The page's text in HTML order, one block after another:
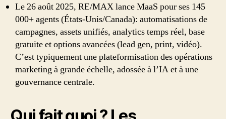
Le 26 août 2025, RE/MAX lance MaaS pour ses 145
000+ agents (États‑Unis/Canada): automatisations de
campagnes, assets unifiés, analytics temps réel, base
gratuite et options avancées (lead gen, print, vidéo).
C’est typiquement une plateformisation des opérations
marketing à grande échelle, adossée à l’IA et à une
gouvernance centrale.